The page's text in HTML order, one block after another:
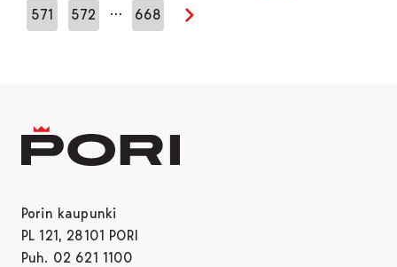
571 572 … 668
Seuraava sivu
Porin kaupunki
PL 121, 28101 PORI
Puh. 02 621 1100